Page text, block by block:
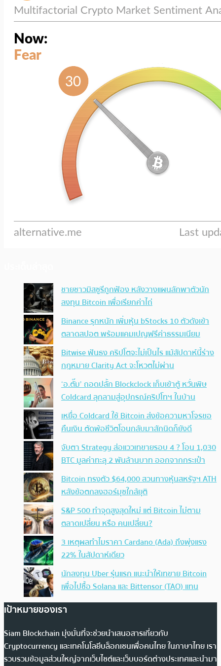
ชายชาวมิสซูรีถูกฟ้อง หลังวางแผนลักพาตัวนัก
ลงทุน Bitcoin เพื่อเรียกค่าไถ่
Binance รุกหนัก เพิ่มหุ้น bStocks 10 ตัวดังเข้า
ตลาดสปอต พร้อมแคมเปญฟรีค่าธรรมเนียม
Bitwise ฟันธง คริปโตจะไม่เป็นไร แม้สัปดาห์นี้ร่าง
กฎหมาย Clarity Act จะโหวตไม่ผ่าน
‘อ.ตั๊ม’ ถอดปลั้ก Blockclock เก็บเข้าตู้ หวั่นพิษ
Coldcard ลุกลามสู่อุปกรณ์คริปโทฯ ในบ้าน
เหยื่อ Coldcard ใช้ Bitcoin ส่งข้อความหาโจรขอ
คืนเงิน ตัดพ้อชีวิตโอนกลับมาสักนิดก็ยังดี
จับตา Strategy ส่อแววเทขายรอบ 4 ? โอน 1,030
BTC มูลค่าทะลุ 2 พันล้านบาท ออกจากกระเป๋า
Bitcoin ทรงตัว $64,000 สวนทางหุ้นสหรัฐฯ ATH
หลังข้อตกลงฮอร์มุซใกล้ยุติ
S&P 500 ทำจุดสูงสุดใหม่ แต่ Bitcoin ไม่ตาม
ตลาดเปลี่ยน หรือ คนเปลี่ยน?
3 เหตุผลทำไมราคา Cardano (Ada) ถึงพุ่งแรง
22% ในสัปดาห์เดียว
นักลงทุน Uber รุ่นแรก แนะนำให้เทขาย Bitcoin
เพื่อไปซื้อ Solana และ Bittensor (TAO) แทน
เป้าหมายของเรา
Siam Blockchain มุ่งมั่นที่จะช่วยนำเสนอสารเกี่ยวกับ
Cryptocurrency และเทคโนโลยีบล็อกเชนเพื่อคนไทย ในภาษาไทย เรา
รวบรวมข้อมูลส่วนใหญ่จากเว็บไซต์และเว็บบอร์ดต่างประเทศและนำมา